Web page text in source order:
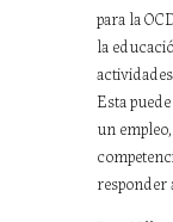
para la
la
Esta
un
responder